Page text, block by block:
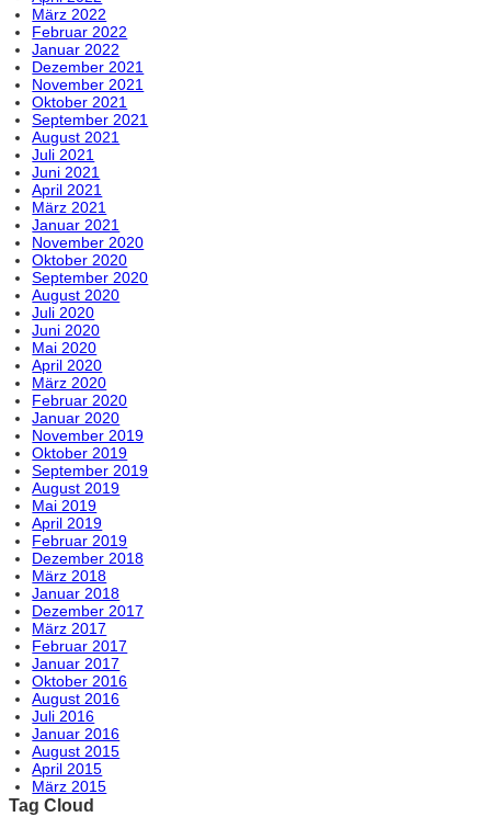
März 2022
Februar 2022
Januar 2022
Dezember 2021
November 2021
Oktober 2021
September 2021
August 2021
Juli 2021
Juni 2021
April 2021
März 2021
Januar 2021
November 2020
Oktober 2020
September 2020
August 2020
Juli 2020
Juni 2020
Mai 2020
April 2020
März 2020
Februar 2020
Januar 2020
November 2019
Oktober 2019
September 2019
August 2019
Mai 2019
April 2019
Februar 2019
Dezember 2018
März 2018
Januar 2018
Dezember 2017
März 2017
Februar 2017
Januar 2017
Oktober 2016
August 2016
Juli 2016
Januar 2016
August 2015
April 2015
März 2015
Tag Cloud